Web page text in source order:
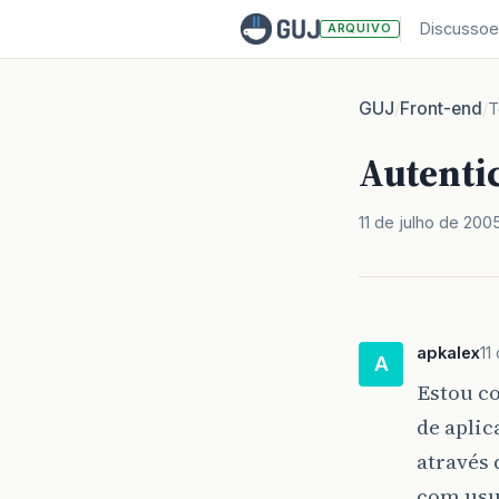
ARQUIVO
GUJ/Front-end/
11 de julho de
A apkalex
Estou
de
através